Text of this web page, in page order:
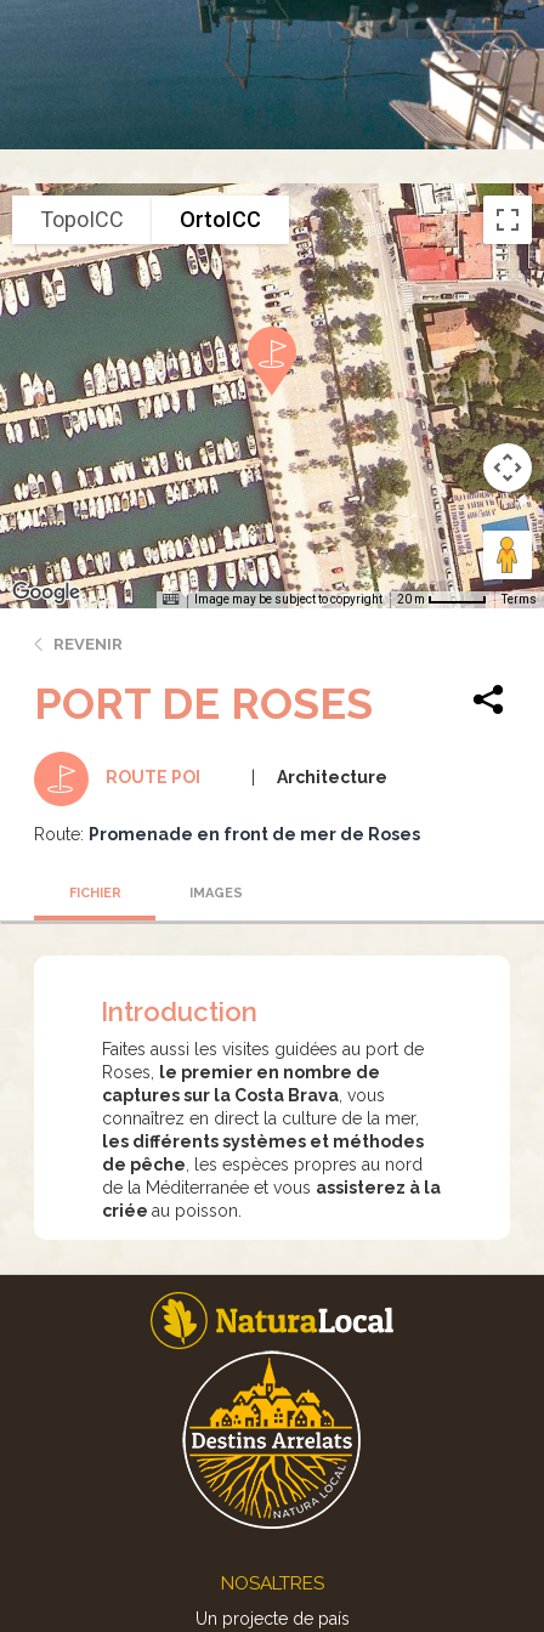
TopoICC OrtoICC
Image may be subject to copyright 20 m Terms
REVENIR
PORT DE ROSES
ROUTE POI Architecture
Route: Promenade en front de mer de Roses
FICHIER IMAGES
Introduction
Faites aussi les visites guidées au port de
Roses,
le premier en nombre de
captures sur la Costa Brava , vous
connaîtrez en direct la culture de la mer,
les différents systèmes et méthodes
de pêche , les espèces propres au nord
de la Méditerranée et vous assisterez à la
criée au poisson.
NOSALTRES
Un projecte de país